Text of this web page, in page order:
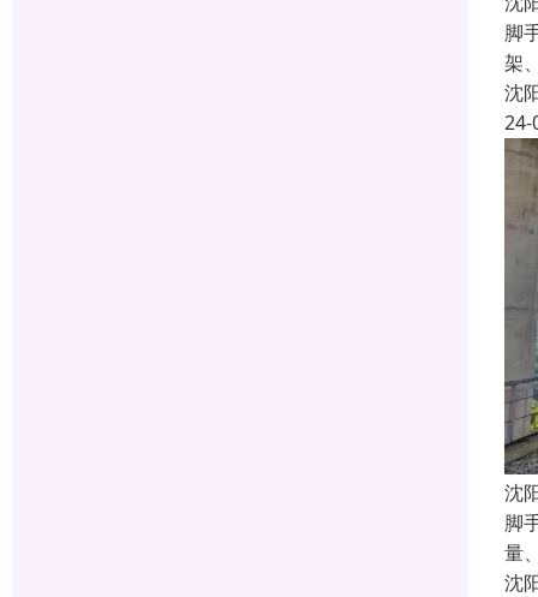
脚
架
沈
24-
沈
脚
量
沈